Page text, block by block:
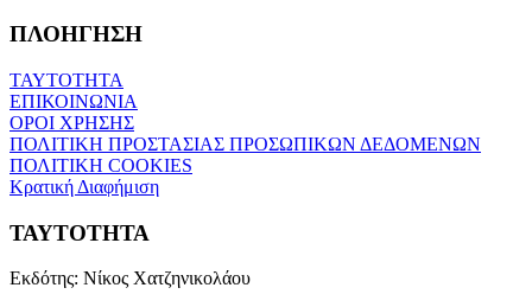
ΠΛΟΗΓΗΣΗ
ΤΑΥΤΟΤΗΤΑ
ΕΠΙΚΟΙΝΩΝΙΑ
ΟΡΟΙ ΧΡΗΣΗΣ
ΠΟΛΙΤΙΚΗ ΠΡΟΣΤΑΣΙΑΣ ΠΡΟΣΩΠΙΚΩΝ ΔΕΔΟΜΕΝΩΝ
ΠΟΛΙΤΙΚΗ COOKIES
Κρατική Διαφήμιση
ΤΑΥΤΟΤΗΤΑ
Εκδότης: Νίκος Χατζηνικολάου